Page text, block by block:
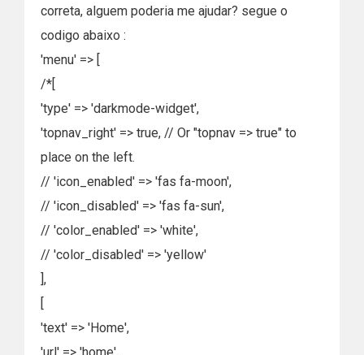
correta, alguem poderia me ajudar? segue o
codigo abaixo :
'menu' => [
/*[
'type' => 'darkmode-widget',
'topnav_right' => true, // Or "topnav => true" to
place on the left.
// 'icon_enabled' => 'fas fa-moon',
// 'icon_disabled' => 'fas fa-sun',
// 'color_enabled' => 'white',
// 'color_disabled' => 'yellow'
],
[
'text' => 'Home',